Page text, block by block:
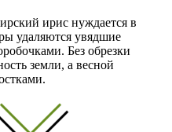
ирис нуждается в
удаляются увядшие
Без обрезки
земли, а весной